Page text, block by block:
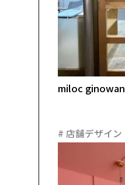
miloc ginowan
# 店舗デザイン